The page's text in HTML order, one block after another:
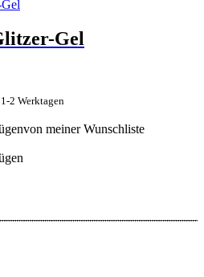
Gel
2 Werktagen
von meiner Wunschliste